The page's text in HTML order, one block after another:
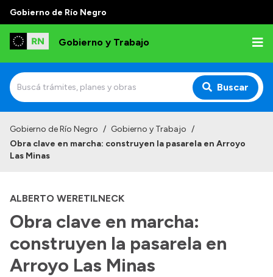
Gobierno de Río Negro
Gobierno y Trabajo
Buscar
Institucional
Autoridades, Áreas y Organismos
Delegaciones
Normativa
Gobierno de Río Negro / Gobierno y Trabajo /
Obra clave en marcha: construyen la pasarela en Arroyo
Las Minas
ALBERTO WERETILNECK
Obra clave en marcha:
construyen la pasarela en
Arroyo Las Minas